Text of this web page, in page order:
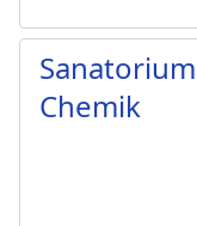
Chemik